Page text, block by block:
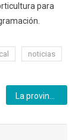
para
noticias